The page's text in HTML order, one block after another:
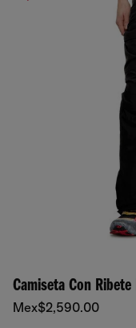
Camiseta Con
Mex$2,590.00